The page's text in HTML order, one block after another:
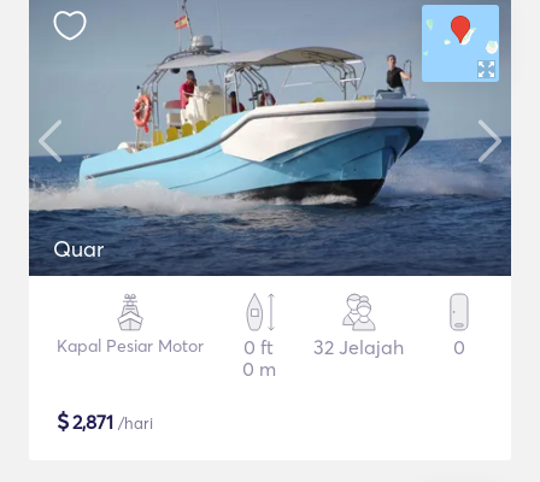
Quar
Kapal Pesiar Motor
0 ft
0 m
32 Jelajah 0
$2,871 /hari